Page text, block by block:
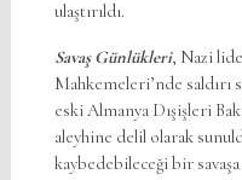
ulaştırıldı.
Savaş Günlükleri, Nazi
Mahkemeleri’nde saldırı
eski Almanya Dışişleri
aleyhine delil olarak
kaybedebileceği bir